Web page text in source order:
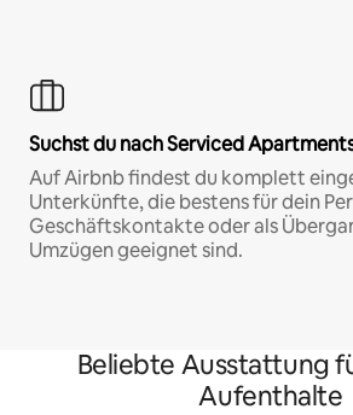
Suchst du nach Serviced
Auf Airbnb findest du komplett
Unterkünfte, die bestens für dein
Geschäftskontakte oder als
Umzügen geeignet sind.
Beliebte Ausstattung
Aufenthalte